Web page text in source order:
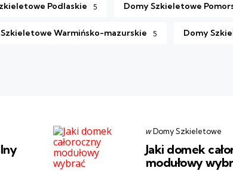
Podlaskie 5 Domy Szkieletowe
Warmińsko-mazurskie 5 Domy
Categories
post
w Domy Szkieletowe
Jaki domek
modułowy